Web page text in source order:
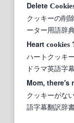
Delete
クッキーの削除
ーター用語辞
Heart cookies
ハートクッキ
ドラマ英語字
Mom, there's
クッキーがな
語字幕翻訳辞